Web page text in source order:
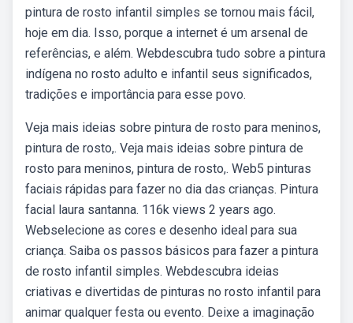
pintura de rosto infantil simples se tornou mais fácil,
hoje em dia. Isso, porque a internet é um arsenal de
referências, e além. Webdescubra tudo sobre a pintura
indígena no rosto adulto e infantil seus significados,
tradições e importância para esse povo.
Veja mais ideias sobre pintura de rosto para meninos,
pintura de rosto,. Veja mais ideias sobre pintura de
rosto para meninos, pintura de rosto,. Web5 pinturas
faciais rápidas para fazer no dia das crianças. Pintura
facial laura santanna. 116k views 2 years ago.
Webselecione as cores e desenho ideal para sua
criança. Saiba os passos básicos para fazer a pintura
de rosto infantil simples. Webdescubra ideias
criativas e divertidas de pinturas no rosto infantil para
animar qualquer festa ou evento. Deixe a imaginação